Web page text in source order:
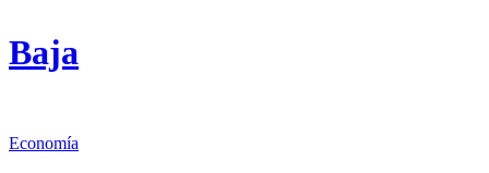
Baja
Economía